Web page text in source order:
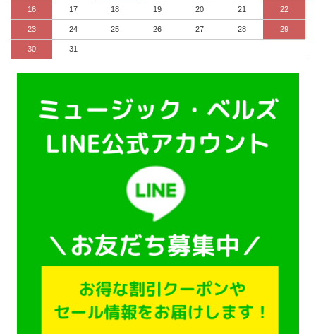
16 17 18 19 20 21 22
23 24 25 26 27 28 29
30 31